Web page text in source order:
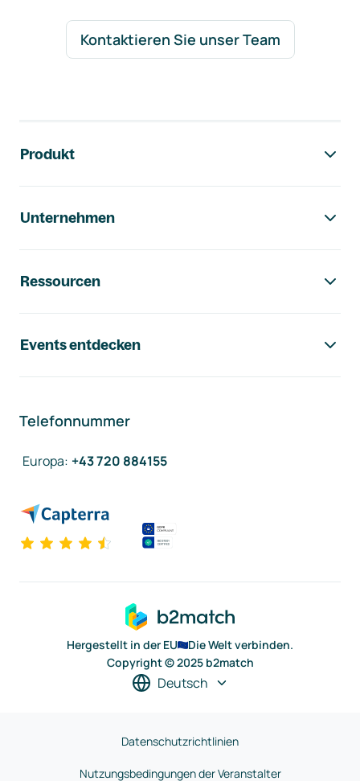
Kontaktieren Sie unser Team
Produkt
Unternehmen
Ressourcen
Events entdecken
Telefonnummer
Europa: +43 720 884155
Hergestellt in der EU
Die Welt verbinden.
Copyright © 2025 b2match
Deutsch
Datenschutzrichtlinien
Nutzungsbedingungen der Veranstalter